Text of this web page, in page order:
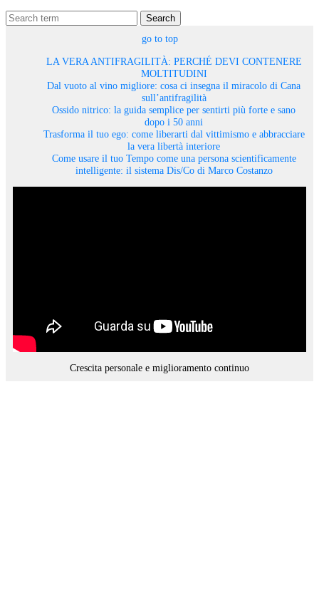
Search
go to top
LA VERA ANTIFRAGILITÀ: PERCHÉ DEVI CONTENERE
MOLTITUDINI
Dal vuoto al vino migliore: cosa ci insegna il miracolo di Cana
sull’antifragilità
Ossido nitrico: la guida semplice per sentirti più forte e sano
dopo i 50 anni
Trasforma il tuo ego: come liberarti dal vittimismo e abbracciare
la vera libertà interiore
Come usare il tuo Tempo come una persona scientificamente
intelligente: il sistema Dis/Co di Marco Costanzo
Crescita personale e miglioramento continuo